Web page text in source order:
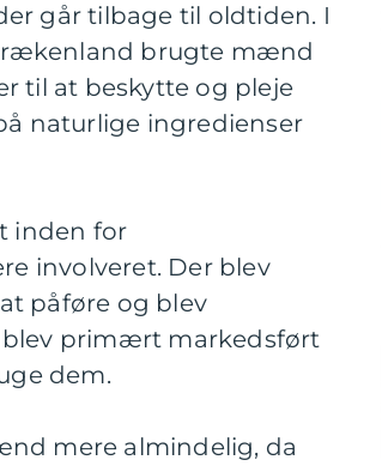
går tilbage til oldtiden. I
brugte mænd
til at beskytte og pleje
naturlige ingredienser
inden for
involveret. Der blev
påføre og blev
primært markedsført
dem.
mere almindelig, da